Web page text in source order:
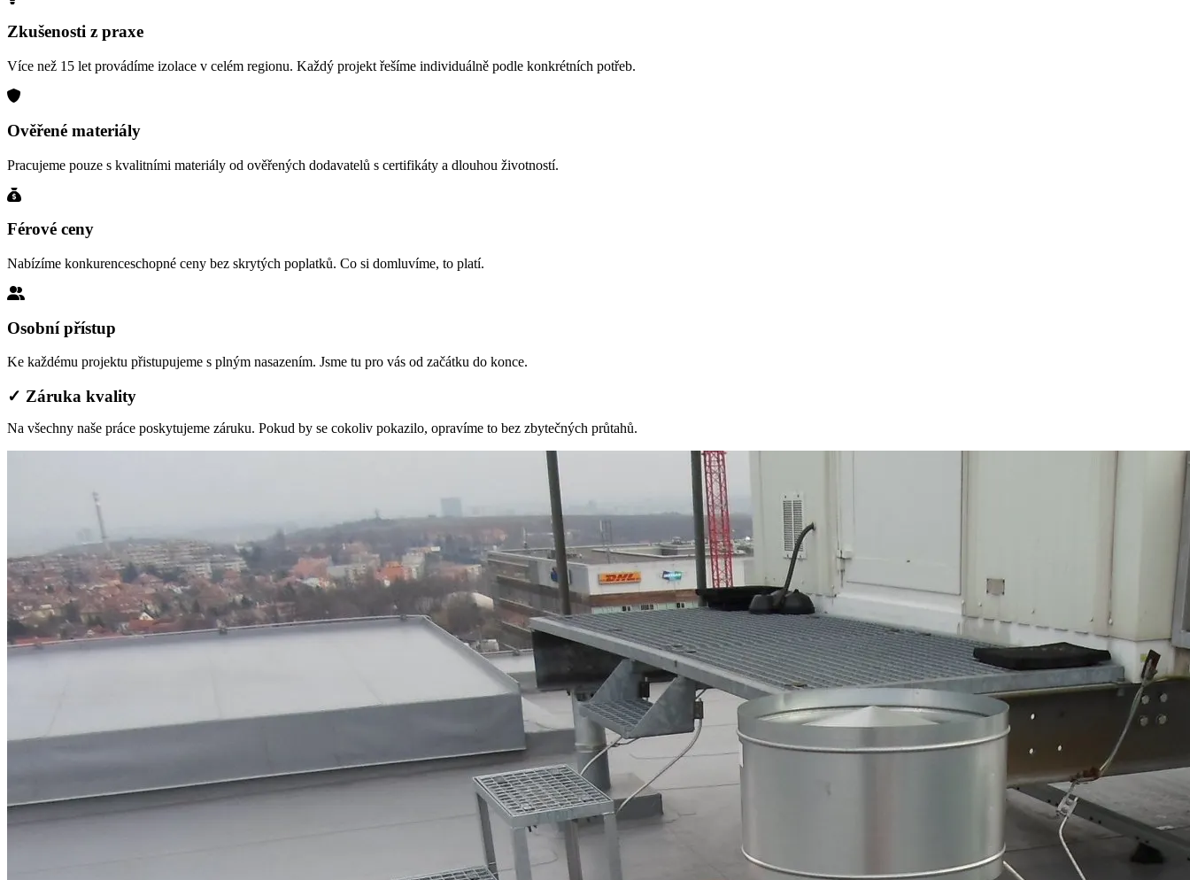
Zkušenosti z praxe
Více než 15 let provádíme izolace v celém regionu. Každý projekt řešíme individuálně podle konkrétních potřeb.
Ověřené materiály
Pracujeme pouze s kvalitními materiály od ověřených dodavatelů s certifikáty a dlouhou životností.
Férové ceny
Nabízíme konkurenceschopné ceny bez skrytých poplatků. Co si domluvíme, to platí.
Osobní přístup
Ke každému projektu přistupujeme s plným nasazením. Jsme tu pro vás od začátku do konce.
✓ Záruka kvality
Na všechny naše práce poskytujeme záruku. Pokud by se cokoliv pokazilo, opravíme to bez zbytečných průtahů.